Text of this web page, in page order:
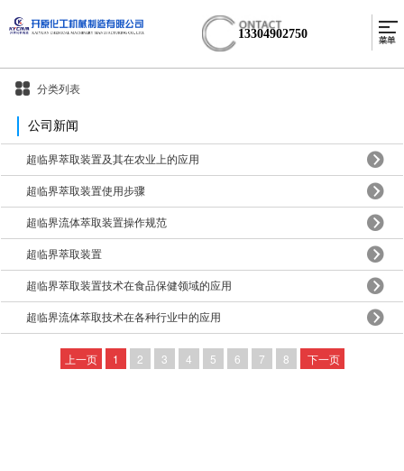
13304902750
分类列表
公司新闻
超临界萃取装置及其在农业上的应用
超临界萃取装置使用步骤
超临界流体萃取装置操作规范
超临界萃取装置
超临界萃取装置技术在食品保健领域的应用
超临界流体萃取技术在各种行业中的应用
上一页 1 2 3 4 5 6 7 8 下一页